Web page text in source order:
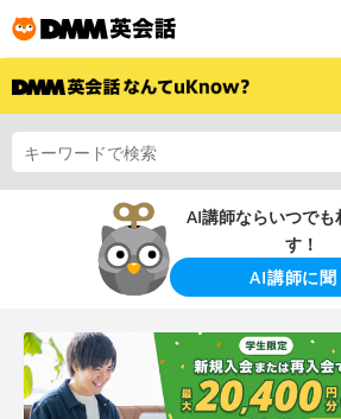
AI講師ならいつでも
す！
AI講師に聞